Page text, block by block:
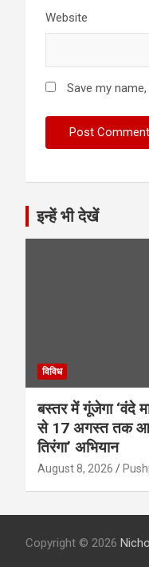
Website
Save my
इन्हें भी देखें
विविध
बस्तर में गूंजेगा ‘वंदे
से 17 अगस्त तक
तिरंगा’ अभियान
August 8, 2026
Copyright © 2026